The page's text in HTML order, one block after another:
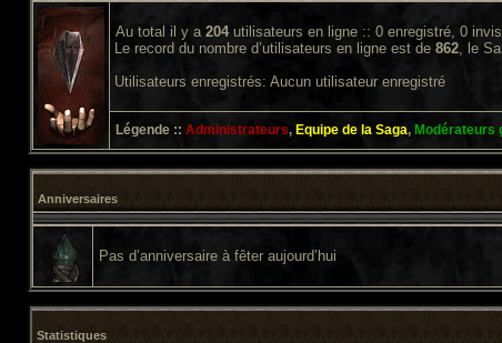
Au total il y a 204utilisateurs en ligne :: 0 enregistré, 0
Le record du nombre d’utilisateurs en ligne est de 862, le
Utilisateurs enregistrés: Aucun utilisateur enregistré
Légende :: Administrateurs, Equipe de la Saga, Modérateurs
Anniversaires
Pas d’anniversaire à fêter aujourd’hui
Statistiques